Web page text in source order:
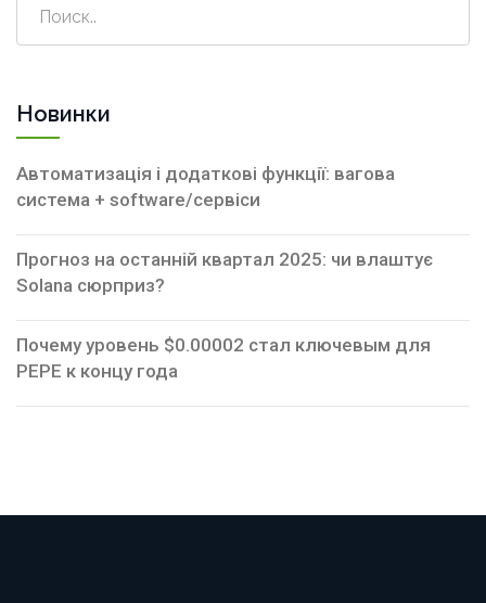
Новинки
Автоматизація і додаткові функції: вагова
система + software/сервіси
Прогноз на останній квартал 2025: чи влаштує
Solana сюрприз?
Почему уровень $0.00002 стал ключевым для
PEPE к концу года